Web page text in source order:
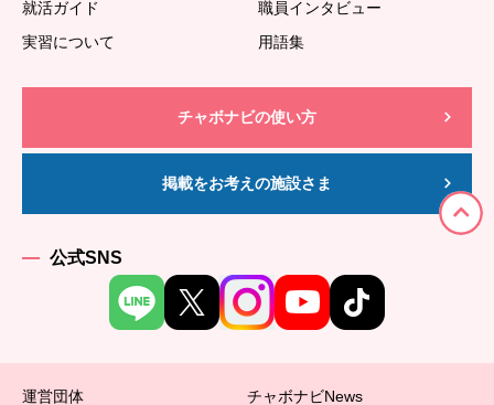
就活ガイド
職員インタビュー
実習について
用語集
チャボナビの使い方
掲載をお考えの施設さま
公式SNS
運営団体
チャボナビNews